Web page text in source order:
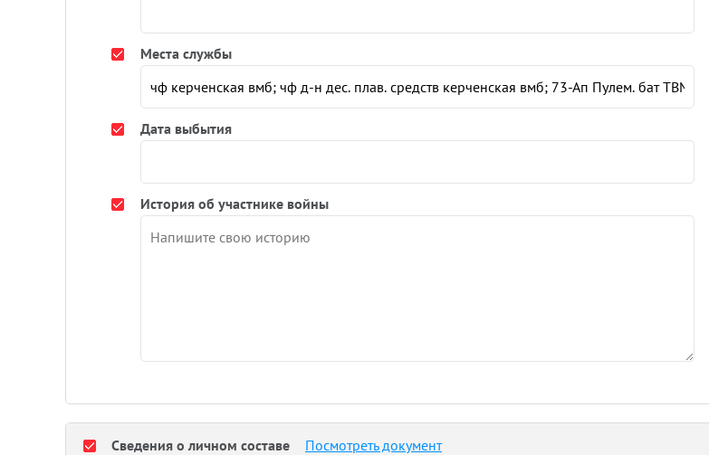
Места службы
Дата выбытия
История об участнике войны
Сведения о личном составе Посмотреть документ